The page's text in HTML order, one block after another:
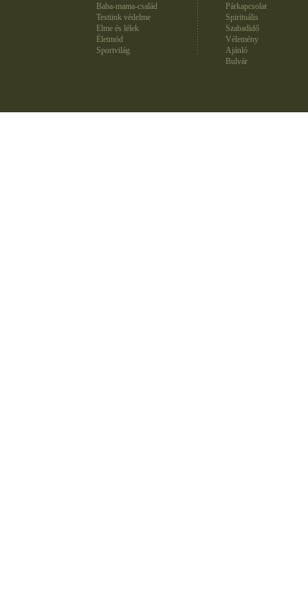
Baba-mama-család
Testünk védelme
Elme és lélek
Életmód
Sportvilág
Párkapcsolat
Spirituális
Szabadidő
Vélemény
Ajánló
Bulvár